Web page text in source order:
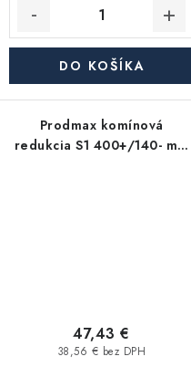
DO KOŠÍKA
Prodmax komínová
redukcia S1 400+/140- mm
38,56 € bez DPH
47,43 €